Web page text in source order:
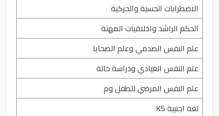
الاضطرابات الحسية والحركية
الحكم الراشد واخلاقيات المهنة
علم النفس الصدمي وعلم الضحايا
علم النفس العيادي ودراسة حالة
علم النفس المرضي للطفل وم
لغة اجنبية K5